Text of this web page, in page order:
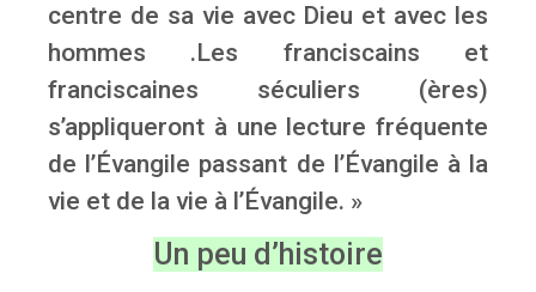
centre de sa vie avec Dieu et avec les
hommes .Les franciscains et
franciscaines séculiers (ères)
s’appliqueront à une lecture fréquente
de l’Évangile passant de l’Évangile à la
vie et de la vie à l’Évangile. »
Un peu d’histoire